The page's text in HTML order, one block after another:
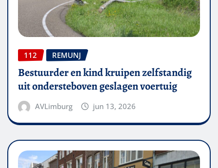
112 REMUNJ
Bestuurder en kind kruipen zelfstandig
uit ondersteboven geslagen voertuig
AVLimburg jun 13, 2026